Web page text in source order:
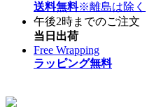
送料無料※離島は除く
午後2時までのご注文
当日出荷
Free Wrapping
ラッピング無料